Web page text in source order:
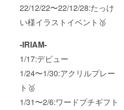
22/12/22〜22/12/28:たっけ
い様イラストイベント🥉
-IRIAM-
1/17:デビュー
1/24〜1/30:アクリルプレー
ト🥈
1/31〜2/6:ワードプチギフト